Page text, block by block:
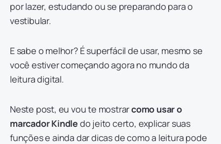
por lazer, estudando ou se preparando para o
vestibular.
E sabe o melhor? É superfácil de usar, mesmo se
você estiver começando agora no mundo da
leitura digital.
Neste post, eu vou te mostrarcomo usar o
marcador Kindle do jeito certo, explicar suas
funções e ainda dar dicas de como a leitura pode